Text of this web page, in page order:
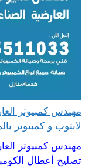
لابتوب و كمبيوتر
مهندس كمبيوتر
تصليح أعطال